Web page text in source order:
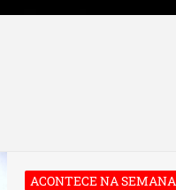
ACONTECE NA SEMANA